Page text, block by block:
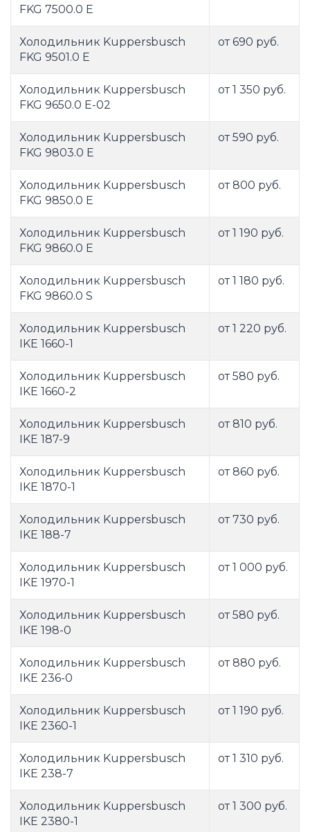
FKG 7500.0 E
Холодильник Kuppersbusch
FKG 9501.0 E
от 690 руб.
Холодильник Kuppersbusch
FKG 9650.0 E-02
от 1 350 руб.
Холодильник Kuppersbusch
FKG 9803.0 E
от 590 руб.
Холодильник Kuppersbusch
FKG 9850.0 E
от 800 руб.
Холодильник Kuppersbusch
FKG 9860.0 E
от 1 190 руб.
Холодильник Kuppersbusch
FKG 9860.0 S
от 1 180 руб.
Холодильник Kuppersbusch
IKE 1660-1
от 1 220 руб.
Холодильник Kuppersbusch
IKE 1660-2
от 580 руб.
Холодильник Kuppersbusch
IKE 187-9
от 810 руб.
Холодильник Kuppersbusch
IKE 1870-1
от 860 руб.
Холодильник Kuppersbusch
IKE 188-7
от 730 руб.
Холодильник Kuppersbusch
IKE 1970-1
от 1 000 руб.
Холодильник Kuppersbusch
IKE 198-0
от 580 руб.
Холодильник Kuppersbusch
IKE 236-0
от 880 руб.
Холодильник Kuppersbusch
IKE 2360-1
от 1 190 руб.
Холодильник Kuppersbusch
IKE 238-7
от 1 310 руб.
Холодильник Kuppersbusch
IKE 2380-1
от 1 300 руб.